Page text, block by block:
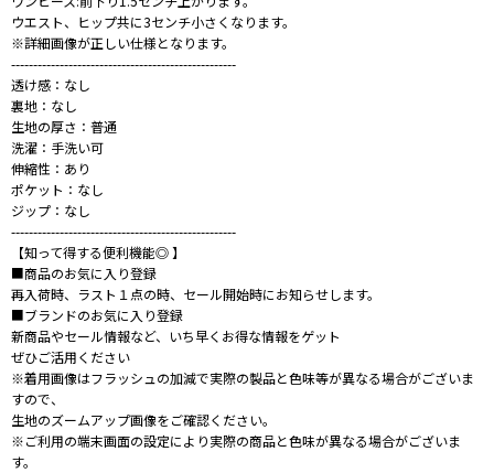
ウエスト、ヒップ共に3センチ小さくなります。
※詳細画像が正しい仕様となります。
---------------------------------------------------
透け感：なし
裏地：なし
生地の厚さ：普通
洗濯：手洗い可
伸縮性：あり
ポケット：なし
ジップ：なし
---------------------------------------------------
【知って得する便利機能◎ 】
■商品のお気に入り登録
再入荷時、ラスト１点の時、セール開始時にお知らせします。
■ブランドのお気に入り登録
新商品やセール情報など、いち早くお得な情報をゲット
ぜひご活用ください
※着用画像はフラッシュの加減で実際の製品と色味等が異なる場合がございま
すので、
生地のズームアップ画像をご確認ください。
※ご利用の端末画面の設定により実際の商品と色味が異なる場合がございま
す。